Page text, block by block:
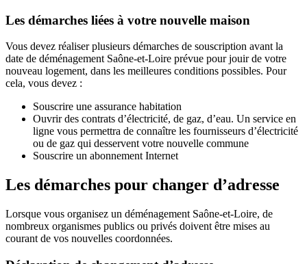
Les démarches liées à votre nouvelle maison
Vous devez réaliser plusieurs démarches de souscription avant la
date de déménagement Saône-et-Loire prévue pour jouir de votre
nouveau logement, dans les meilleures conditions possibles. Pour
cela, vous devez :
Souscrire une assurance habitation
Ouvrir des contrats d’électricité, de gaz, d’eau. Un service en
ligne vous permettra de connaître les fournisseurs d’électricité
ou de gaz qui desservent votre nouvelle commune
Souscrire un abonnement Internet
Les démarches pour changer d’adresse
Lorsque vous organisez un déménagement Saône-et-Loire, de
nombreux organismes publics ou privés doivent être mises au
courant de vos nouvelles coordonnées.